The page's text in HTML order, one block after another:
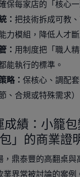
保每家店的「核心一
： 把技術拆成可教
力模組，降低人才斷
： 用制度把「職人
能執行的標準。
略： 保核心、調配套
、合規或特殊需求）
成績：小籠包
包」的商業證
，鼎泰豐的高翻桌與
業界常被討論的案例